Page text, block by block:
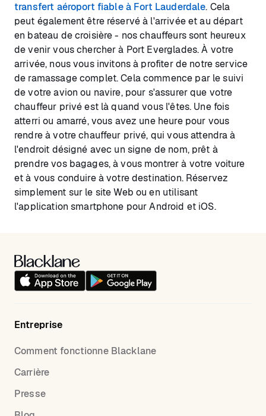
transfert aéroport fiable à Fort Lauderdale. Cela
peut également être réservé à l'arrivée et au départ
en bateau de croisière - nos chauffeurs sont heureux
de venir vous chercher à Port Everglades. À votre
arrivée, nous vous invitons à profiter de notre service
de ramassage complet. Cela commence par le suivi
de votre avion ou navire, pour s'assurer que votre
chauffeur privé est là quand vous l'êtes. Une fois
atterri ou amarré, vous avez une heure pour vous
rendre à votre chauffeur privé, qui vous attendra à
l'endroit désigné avec un signe de nom, prêt à
prendre vos bagages, à vous montrer à votre voiture
et à vous conduire à votre destination. Réservez
simplement sur le site Web ou en utilisant
l'application smartphone pour Android et iOS.
Entreprise
Comment fonctionne Blacklane
Carrière
Presse